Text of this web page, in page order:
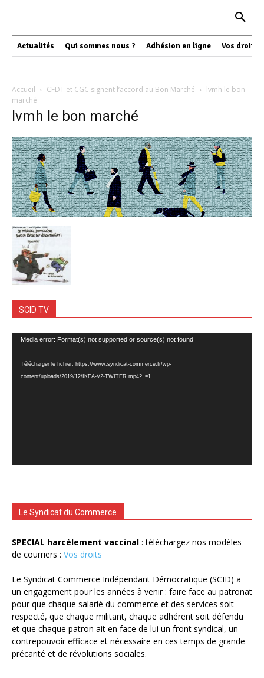
Actualités Qui sommes nous ? Adhésion en ligne Vos droits
Accueil CFDT et CGC signent l’accord au Bon Marché
lvmh le bon
marché
lvmh le bon marché
SCID TV
Lecteur
Media error: Format(s) not supported or source(s) not found
Télécharger le fichier: https://www.syndicat-commerce.fr/wp-
content/uploads/2019/12/IKEA-V2-TWITER.mp4?_=1
Le Syndicat du Commerce
SPECIAL harcèlement vaccinal : téléchargez nos modèles
de courriers : Vos droits
--------------------------------------
Le Syndicat Commerce Indépendant Démocratique (SCID) a
un engagement pour les années à venir : faire face au patronat
pour que chaque salarié du commerce et des services soit
respecté, que chaque militant, chaque adhérent soit défendu
et que chaque patron ait en face de lui un front syndical, un
contrepouvoir efficace et nécessaire en ces temps de grande
précarité et de révolutions sociales.